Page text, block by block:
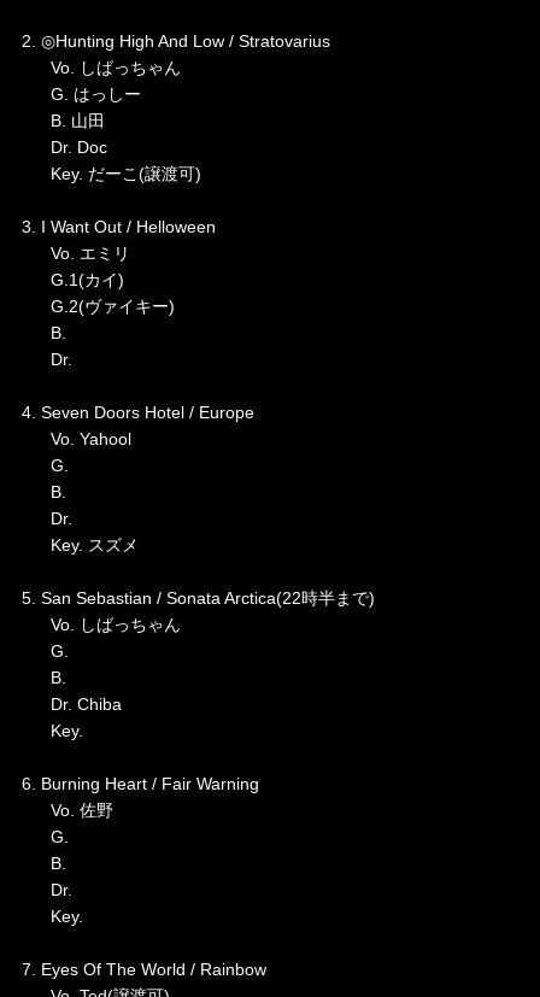
2. ◎Hunting High And Low / Stratovarius
Vo. しばっちゃん
G. はっしー
B. 山田
Dr. Doc
Key. だーこ(譲渡可)
3. I Want Out / Helloween
Vo. エミリ
G.1(カイ)
G.2(ヴァイキー)
B.
Dr.
4. Seven Doors Hotel / Europe
Vo. Yahool
G.
B.
Dr.
Key. スズメ
5. San Sebastian / Sonata Arctica(22時半まで)
Vo. しばっちゃん
G.
B.
Dr. Chiba
Key.
6. Burning Heart / Fair Warning
Vo. 佐野
G.
B.
Dr.
Key.
7. Eyes Of The World / Rainbow